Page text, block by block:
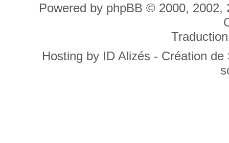
Powered by phpBB © 2000, 2002,
Hosting by ID Alizés - Création